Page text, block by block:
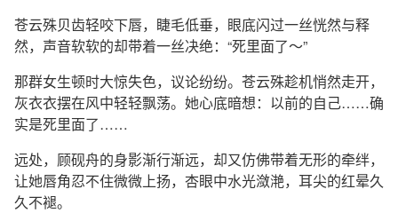
苍云殊贝齿轻咬下唇，睫毛低垂，眼底闪过一丝恍然与释
然，声音软软的却带着一丝决绝：“死里面了～”
那群女生顿时大惊失色，议论纷纷。苍云殊趁机悄然走开，
灰衣衣摆在风中轻轻飘荡。她心底暗想：以前的自己……确
实是死里面了……
远处，顾砚舟的身影渐行渐远，却又仿佛带着无形的牵绊，
让她唇角忍不住微微上扬，杏眼中水光潋滟，耳尖的红晕久
久不褪。